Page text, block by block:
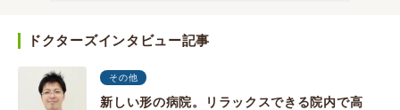
ドクターズインタビュー記事
その他
新しい形の病院。リラックスできる院内で高